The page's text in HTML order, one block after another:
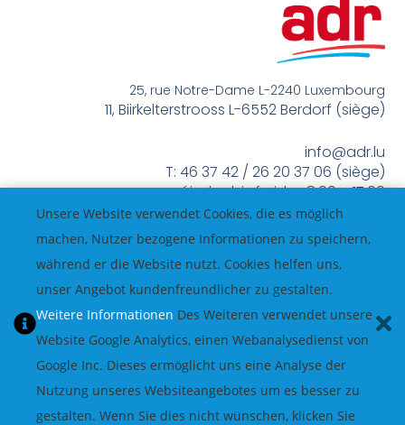
25, rue Notre-Dame L-2240 Luxembourg
11, Biirkelterstrooss L-6552 Berdorf (siège)
info@adr.lu
T: 46 37 42 / 26 20 37 06 (siège)
méindes bis freides 8:00 – 17:00
Unsere Website verwendet Cookies, die es möglich
machen, Nutzer bezogene Informationen zu speichern,
während er die Website nutzt. Cookies helfen uns,
unser Angebot kundenfreundlicher zu gestalten.
Weitere Informationen Des Weiteren verwendet unsere
Website Google Analytics, einen Webanalysedienst von
Google Inc. Dieses ermöglicht uns eine Analyse der
Nutzung unseres Websiteangebotes um es besser zu
gestalten. Wenn Sie dies nicht wünschen, klicken Sie